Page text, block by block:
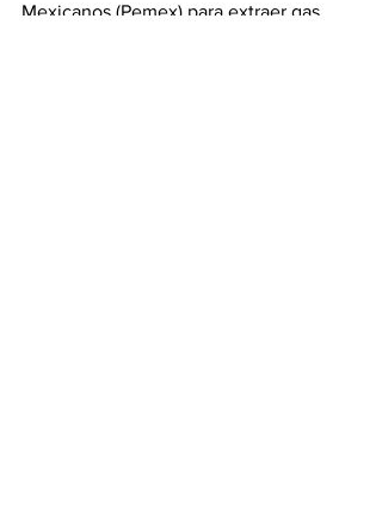
Mexicanos (Pemex) para extraer gas